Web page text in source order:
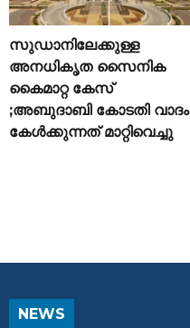
സുഡാനിലേക്കുള്ള
അനധികൃത സൈനിക
കൈമാറ്റ കേസ്
;അബുദാബി കോടതി വാദം
കേൾക്കുന്നത് മാറ്റിവെച്ചു
NEWS